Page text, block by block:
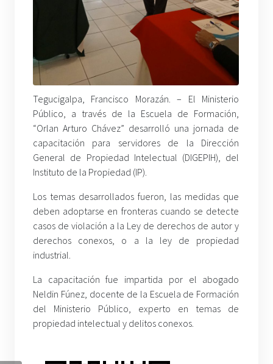
Tegucigalpa, Francisco Morazán. – El Ministerio
Público, a través de la Escuela de Formación,
“Orlan Arturo Chávez” desarrolló una jornada de
capacitación para servidores de la Dirección
General de Propiedad Intelectual (DIGEPIH), del
Instituto de la Propiedad (IP).
Los temas desarrollados fueron, las medidas que
deben adoptarse en fronteras cuando se detecte
casos de violación a la Ley de derechos de autor y
derechos conexos, o a la ley de propiedad
industrial.
La capacitación fue impartida por el abogado
Neldin Fúnez, docente de la Escuela de Formación
del Ministerio Público, experto en temas de
propiedad intelectual y delitos conexos.